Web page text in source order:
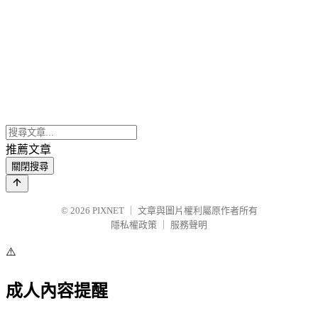
推薦文章
關閉搜尋
© 2026 PIXNET
文章與圖片權利屬原作者所有
隱私權政策
服務聲明
⚠️
成人內容提醒